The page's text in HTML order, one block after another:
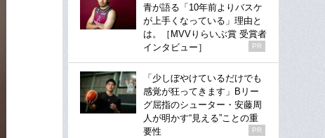
青が語る「10年前よりバスケ
が上手くなっている」理由と
は。［MVVりらいぶ賞 受賞者
インタビュー］
PR
「少しぼやけているだけでも
感覚が狂ってきます」Bリー
グ屈指のシューター・安藤周
人が明かす“見える”ことの重
要性
PR